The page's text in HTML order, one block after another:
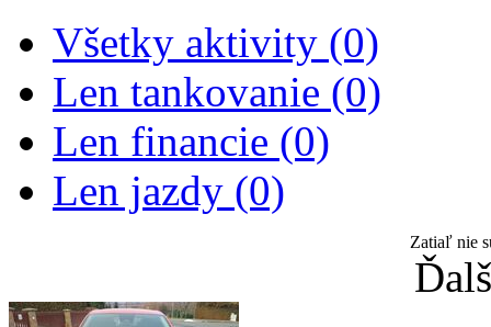
Všetky aktivity (0)
Len tankovanie (0)
Len financie (0)
Len jazdy (0)
Zatiaľ nie